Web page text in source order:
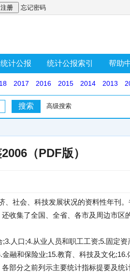
忘记密码
统计公报 统计公报索引 帮助
2017 2016 2015 2014 2013
高级搜索
（PDF版）
社会、科技发展状况的资料性年刊
收集了全国、全省、各市及周边市区
人口;4.从业人员和职工工资;5.固定
融和保险业;15.教育、科技及文化
部分之前列示主要统计指标提要及统